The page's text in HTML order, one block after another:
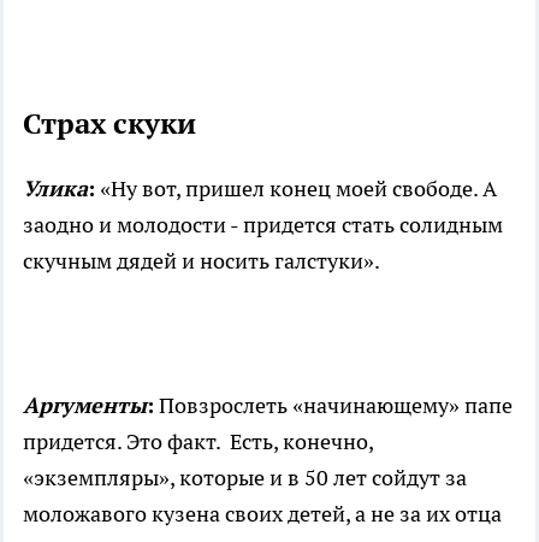
Страх скуки
Улика: «Ну вот, пришел конец моей свободе. А
заодно и молодости - придется стать солидным
скучным дядей и носить галстуки».
Аргументы: Повзрослеть «начинающему» папе
придется. Это факт. Есть, конечно,
«экземпляры», которые и в 50 лет сойдут за
моложавого кузена своих детей, а не за их отца